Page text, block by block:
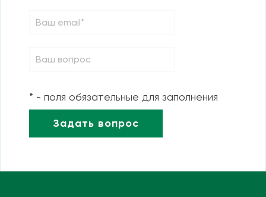
* - поля обязательные для заполнения